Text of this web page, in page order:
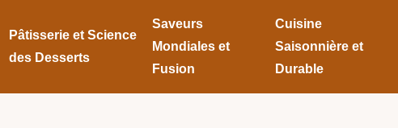
Pâtisserie et Science
des Desserts
Saveurs
Mondiales et
Fusion
Cuisine
Saisonnière et
Durable